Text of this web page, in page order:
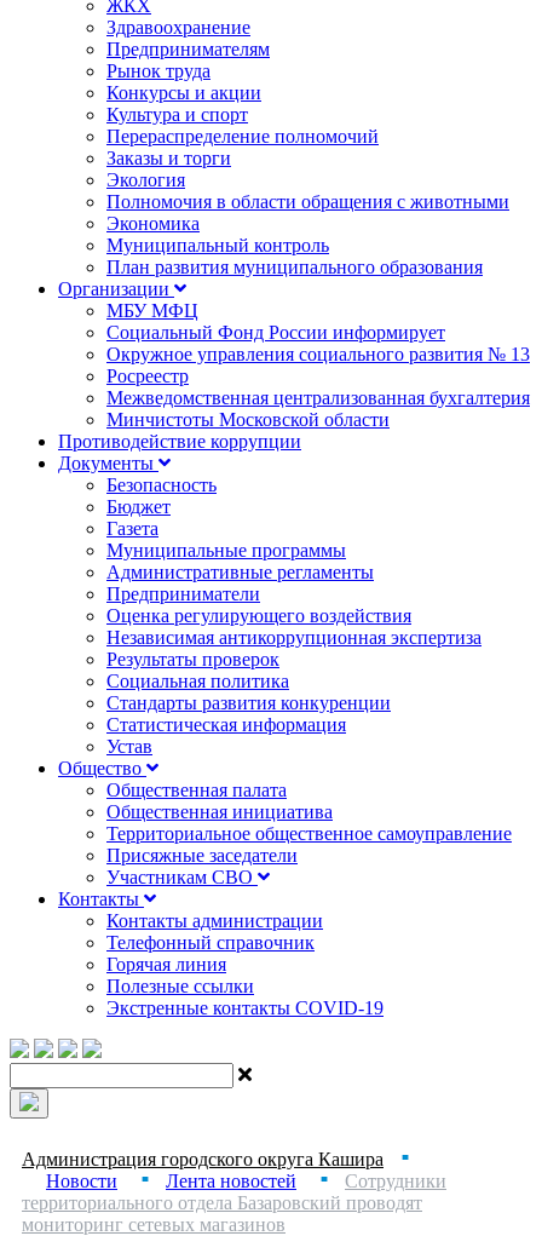
ЖКХ
Здравоохранение
Предпринимателям
Рынок труда
Конкурсы и акции
Культура и спорт
Перераспределение полномочий
Заказы и торги
Экология
Полномочия в области обращения с животными
Экономика
Муниципальный контроль
План развития муниципального образования
Организации
МБУ МФЦ
Социальный Фонд России информирует
Окружное управления социального развития № 13
Росреестр
Межведомственная централизованная бухгалтерия
Минчистоты Московской области
Противодействие коррупции
Документы
Безопасность
Бюджет
Газета
Муниципальные программы
Административные регламенты
Предприниматели
Оценка регулирующего воздействия
Независимая антикоррупционная экспертиза
Результаты проверок
Социальная политика
Стандарты развития конкуренции
Статистическая информация
Устав
Общество
Общественная палата
Общественная инициатива
Территориальное общественное самоуправление
Присяжные заседатели
Участникам СВО
Контакты
Контакты администрации
Телефонный справочник
Горячая линия
Полезные ссылки
Экстренные контакты COVID-19
Администрация городского округа Кашира ■
Новости ■ Лента новостей ■
Сотрудники
территориального отдела Базаровский проводят
мониторинг сетевых магазинов